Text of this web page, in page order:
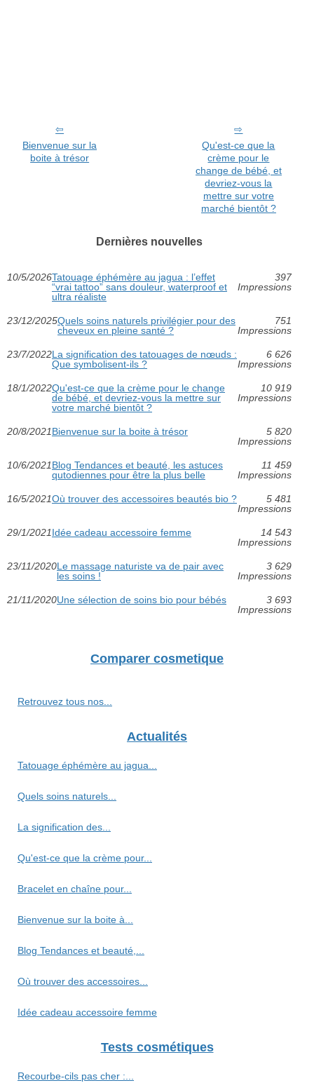
Bienvenue sur la
boite à trésor
Qu'est-ce que la
crème pour le
change de bébé, et
devriez-vous la
mettre sur votre
marché bientôt ?
Dernières nouvelles
10/5/2026Tatouage éphémère au jagua : l’effet
“vrai tattoo” sans douleur, waterproof et
ultra réaliste
397
Impressions
23/12/2025Quels soins naturels privilégier pour des
cheveux en pleine santé ?
751
Impressions
23/7/2022La signification des tatouages de nœuds :
Que symbolisent-ils ?
6 626
Impressions
18/1/2022Qu'est-ce que la crème pour le change
de bébé, et devriez-vous la mettre sur
votre marché bientôt ?
10 919
Impressions
20/8/2021Bienvenue sur la boite à trésor
5 820
Impressions
10/6/2021Blog Tendances et beauté, les astuces
qutodiennes pour être la plus belle
11 459
Impressions
16/5/2021Où trouver des accessoires beautés bio ?
5 481
Impressions
29/1/2021Idée cadeau accessoire femme
14 543
Impressions
23/11/2020Le massage naturiste va de pair avec
les soins !
3 629
Impressions
21/11/2020Une sélection de soins bio pour bébés
3 693
Impressions
Comparer cosmetique
Retrouvez tous nos...
Actualités
Tatouage éphémère au jagua...
Quels soins naturels...
La signification des...
Qu'est-ce que la crème pour...
Bracelet en chaîne pour...
Bienvenue sur la boite à...
Blog Tendances et beauté,...
Où trouver des accessoires...
Idée cadeau accessoire femme
Tests cosmétiques
Recourbe‑cils pas cher :...